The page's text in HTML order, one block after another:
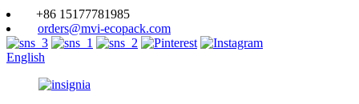
+86 15177781985
orders@mvi-ecopack.com
English